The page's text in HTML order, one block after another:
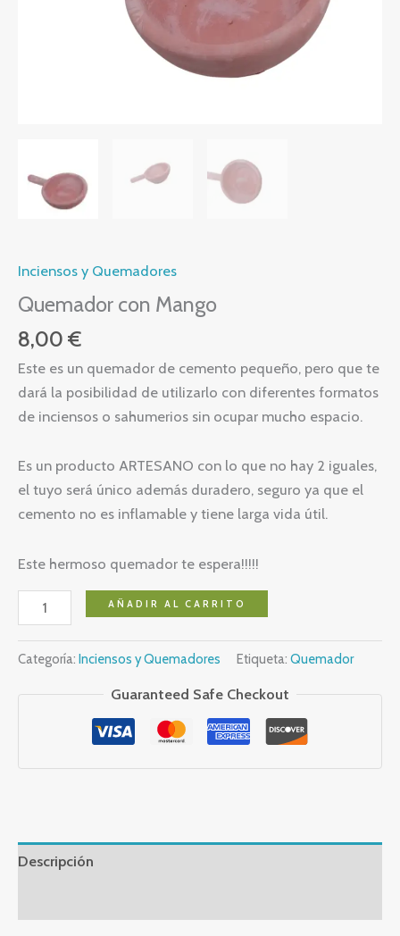
Inciensos y Quemadores
Quemador con Mango
8,00 €
Este es un quemador de cemento pequeño, pero que te
dará la posibilidad de utilizarlo con diferentes formatos
de inciensos o sahumerios sin ocupar mucho espacio.
Es un producto ARTESANO con lo que no hay 2 iguales,
el tuyo será único además duradero, seguro ya que el
cemento no es inflamable y tiene larga vida útil.
Este hermoso quemador te espera!!!!!
Quemador
con
Mango
AÑADIR AL CARRITO
Categoría: Inciensos y Quemadores Etiqueta: Quemador
Guaranteed Safe Checkout
Descripción